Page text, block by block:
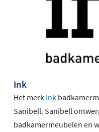
Ink
Het merk Ink
Sanibell. Sanibell
badkamermeubelen en